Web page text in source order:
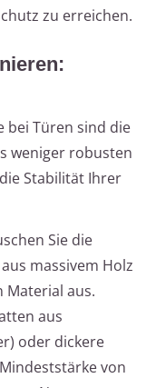
zu erreichen.
bei Türen sind die
weniger robusten
Stabilität Ihrer
Sie die
massivem Holz
Material aus.
aus
oder dickere
von